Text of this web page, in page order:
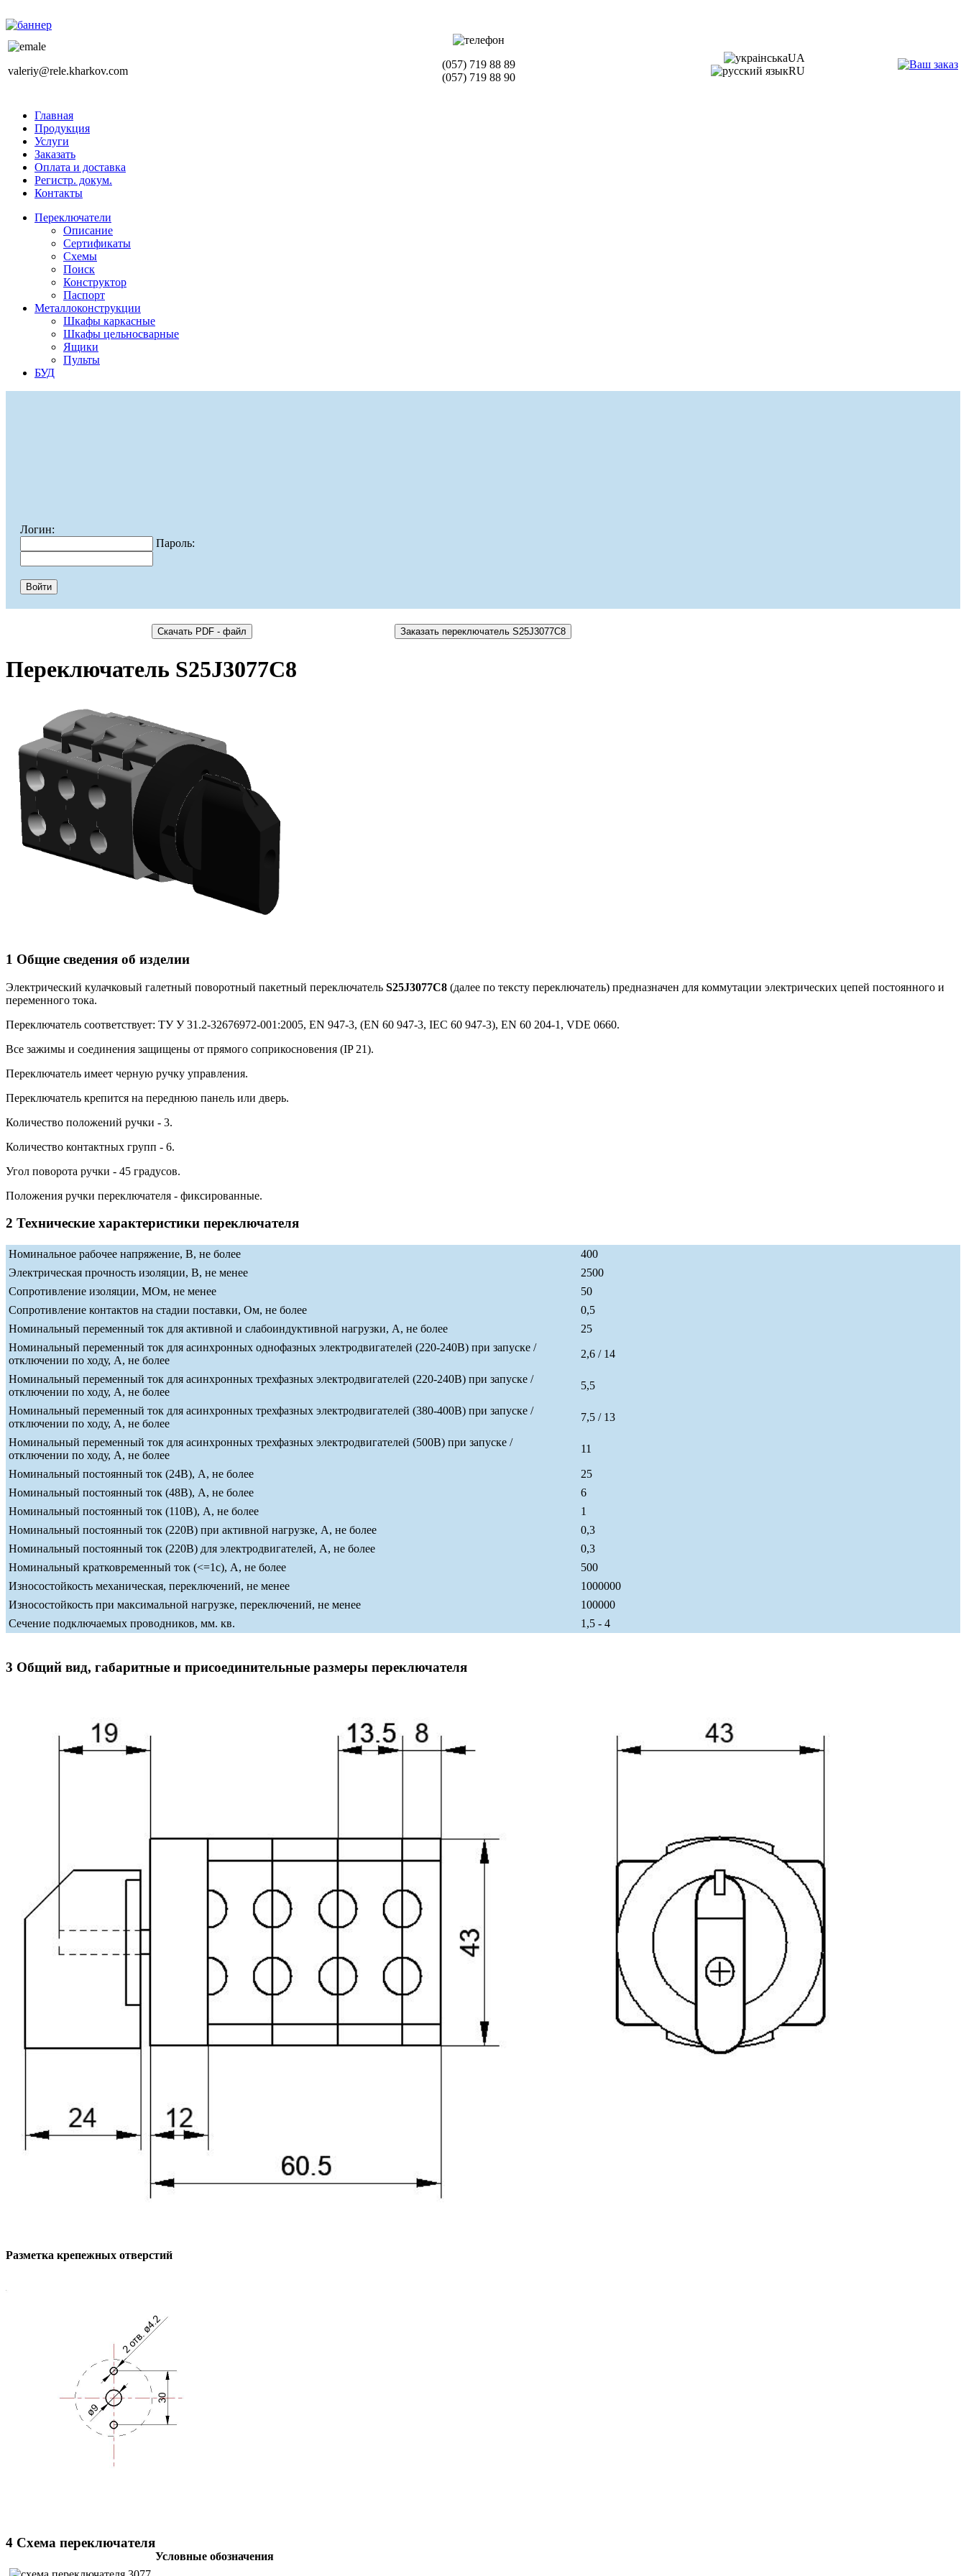
valeriy@rele.kharkov.com
(057) 719 88 89
(057) 719 88 90
UA
RU
Главная
Продукция
Услуги
Заказать
Оплата и доставка
Регистр. докум.
Контакты
Переключатели
Описание
Сертификаты
Схемы
Поиск
Конструктор
Паспорт
Металлоконструкции
Шкафы каркасные
Шкафы цельносварные
Ящики
Пульты
БУД
Логин:
Пароль:
Переключатель S25J3077C8
1 Общие сведения об изделии
Электрический кулачковый галетный поворотный пакетный переключатель S25J3077C8 (далее по тексту переключатель) предназначен для коммутации электрических цепей постоянного и
переменного тока.
Переключатель соответствует: ТУ У 31.2-32676972-001:2005, EN 947-3, (EN 60 947-3, IEC 60 947-3), EN 60 204-1, VDE 0660.
Все зажимы и соединения защищены от прямого соприкосновения (IP 21).
Переключатель имеет черную ручку управления.
Переключатель крепится на переднюю панель или дверь.
Количество положений ручки - 3.
Количество контактных групп - 6.
Угол поворота ручки - 45 градусов.
Положения ручки переключателя - фиксированные.
2 Технические характеристики переключателя
Номинальное рабочее напряжение, В, не более
400
Электрическая прочность изоляции, В, не менее
2500
Сопротивление изоляции, МОм, не менее
50
Сопротивление контактов на стадии поставки, Ом, не более
0,5
Номинальный переменный ток для активной и слабоиндуктивной нагрузки, А, не более
25
Номинальный переменный ток для асинхронных однофазных электродвигателей (220-240В) при запуске /
отключении по ходу, А, не более
2,6 / 14
Номинальный переменный ток для асинхронных трехфазных электродвигателей (220-240В) при запуске /
отключении по ходу, А, не более
5,5
Номинальный переменный ток для асинхронных трехфазных электродвигателей (380-400В) при запуске /
отключении по ходу, А, не более
7,5 / 13
Номинальный переменный ток для асинхронных трехфазных электродвигателей (500В) при запуске /
отключении по ходу, А, не более
11
Номинальный постоянный ток (24В), А, не более
25
Номинальный постоянный ток (48В), А, не более
6
Номинальный постоянный ток (110В), А, не более
1
Номинальный постоянный ток (220В) при активной нагрузке, А, не более
0,3
Номинальный постоянный ток (220В) для электродвигателей, А, не более
0,3
Номинальный кратковременный ток (<=1c), А, не более
500
Износостойкость механическая, переключений, не менее
1000000
Износостойкость при максимальной нагрузке, переключений, не менее
100000
Сечение подключаемых проводников, мм. кв.
1,5 - 4
3 Общий вид, габаритные и присоединительные размеры переключателя
Разметка крепежных отверстий
4 Схема переключателя
Условные обозначения